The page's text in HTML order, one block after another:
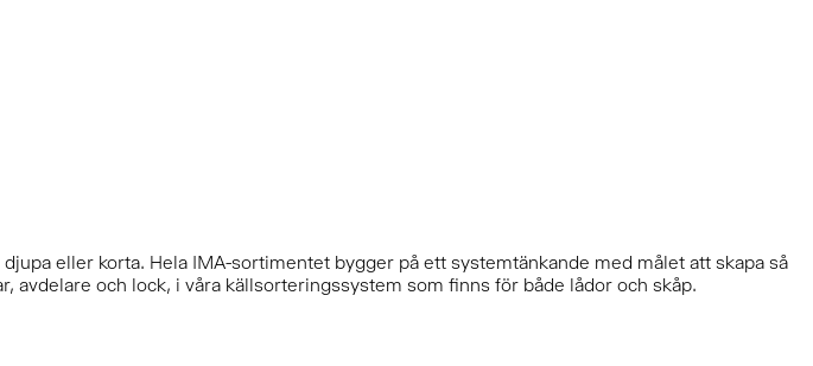
eller korta. Hela IMA-sortimentet bygger på ett systemtänkande med målet att skapa så
avdelare och lock, i våra källsorteringssystem som finns för både lådor och skåp.